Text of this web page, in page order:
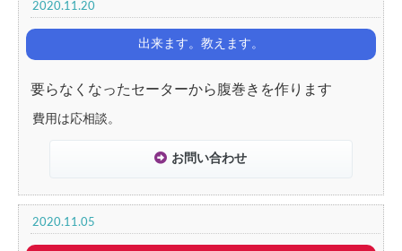
2020.11.20
出来ます。教えます。
要らなくなったセーターから腹巻きを作ります
費用は応相談。
お問い合わせ
2020.11.05